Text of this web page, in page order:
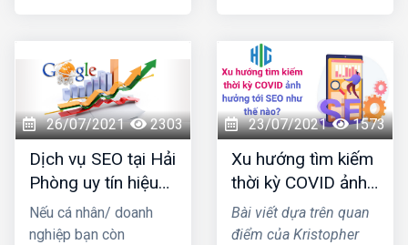
vàng" Cùng chúng tôi
đi khám phá qua bài
viết này nhé!
lời được câu hỏi đó
nhé!
26/07/2021 2303
Dịch vụ SEO tại Hải
Phòng uy tín hiệu
quả nhất 2021
Nếu cá nhân/ doanh
nghiệp bạn còn
23/07/2021 1573
Xu hướng tìm kiếm
thời kỳ COVID ảnh
hưởng tới SEO như
thế nào?
Bài viết dựa trên quan
điểm của Kristopher